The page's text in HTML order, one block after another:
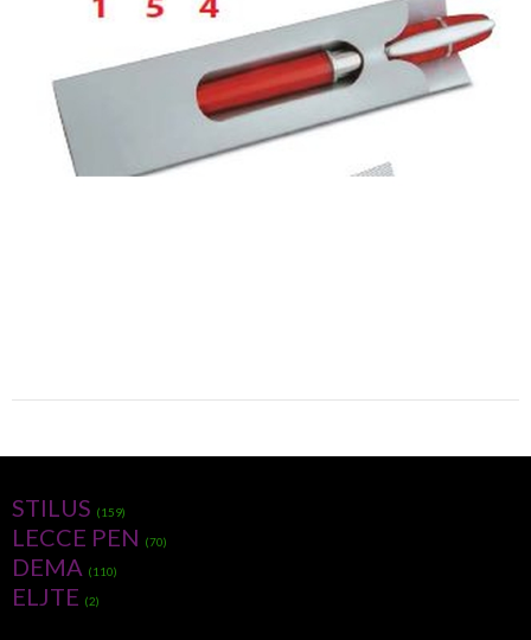
STILUS (159)
LECCE PEN (70)
DEMA (110)
ELJTE (2)